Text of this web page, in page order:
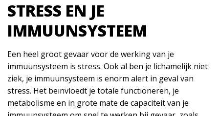
STRESS EN JE
IMMUUNSYSTEEM
Een heel groot gevaar voor de werking van je
immuunsysteem is stress. Ook al ben je lichamelijk niet
ziek, je immuunsysteem is enorm alert in geval van
stress. Het beïnvloedt je totale functioneren, je
metabolisme en in grote mate de capaciteit van je